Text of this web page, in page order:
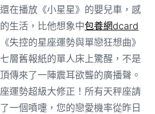
在播放《小星星》的嬰兒車，感
生活，比他想象中包養網dcard
失控的星座運勢與單戀狂想曲》
層舊報紙的單人床上驚醒，不是
傳來了一陣震耳欲聾的廣播聲。
運勢超級大修正！所有天秤座請
一個噴嚏，您的戀愛機率從昨日